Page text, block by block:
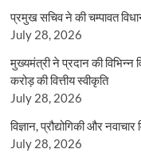
प्रमुख सचिव ने की चम्पावत
July 28, 2026
मुख्यमंत्री ने प्रदान की विभिन्न
करोड़ की वित्तीय स्वीकृति
July 28, 2026
विज्ञान, प्रौद्योगिकी और
July 28, 2026